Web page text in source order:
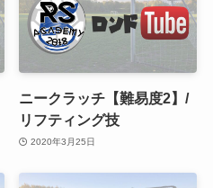
ニークラッチ【難易度2】/
リフティング技
2020年3月25日